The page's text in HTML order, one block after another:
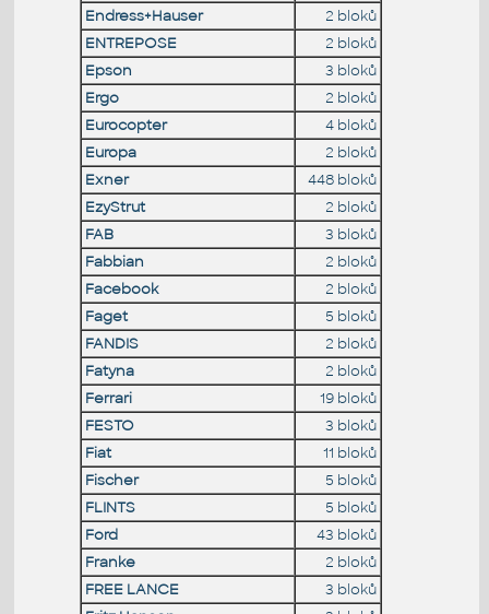
Endress+Hauser
2 bloků
ENTREPOSE
2 bloků
Epson
3 bloků
Ergo
2 bloků
Eurocopter
4 bloků
Europa
2 bloků
Exner
448 bloků
EzyStrut
2 bloků
FAB
3 bloků
Fabbian
2 bloků
Facebook
2 bloků
Faget
5 bloků
FANDIS
2 bloků
Fatyna
2 bloků
Ferrari
19 bloků
FESTO
3 bloků
Fiat
11 bloků
Fischer
5 bloků
FLINTS
5 bloků
Ford
43 bloků
Franke
2 bloků
FREE LANCE
3 bloků